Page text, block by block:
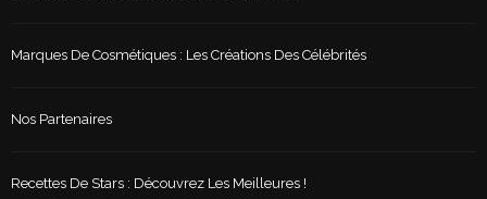
Marques De Cosmétiques : Les Créations Des Célébrités
Nos Partenaires
Recettes De Stars : Découvrez Les Meilleures !